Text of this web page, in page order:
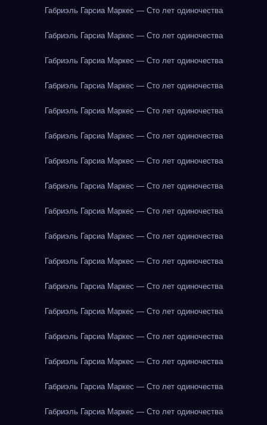
Габриэль Гарсиа Маркес — Сто лет одиночества
Габриэль Гарсиа Маркес — Сто лет одиночества
Габриэль Гарсиа Маркес — Сто лет одиночества
Габриэль Гарсиа Маркес — Сто лет одиночества
Габриэль Гарсиа Маркес — Сто лет одиночества
Габриэль Гарсиа Маркес — Сто лет одиночества
Габриэль Гарсиа Маркес — Сто лет одиночества
Габриэль Гарсиа Маркес — Сто лет одиночества
Габриэль Гарсиа Маркес — Сто лет одиночества
Габриэль Гарсиа Маркес — Сто лет одиночества
Габриэль Гарсиа Маркес — Сто лет одиночества
Габриэль Гарсиа Маркес — Сто лет одиночества
Габриэль Гарсиа Маркес — Сто лет одиночества
Габриэль Гарсиа Маркес — Сто лет одиночества
Габриэль Гарсиа Маркес — Сто лет одиночества
Габриэль Гарсиа Маркес — Сто лет одиночества
Габриэль Гарсиа Маркес — Сто лет одиночества